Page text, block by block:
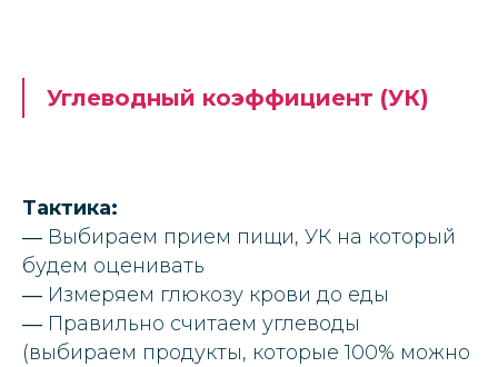
Углеводный коэффициент (УК)
Тактика:
― Выбираем прием пищи, УК на который
будем оценивать
― Измеряем глюкозу крови до еды
― Правильно считаем углеводы
(выбираем продукты, которые 100% можно